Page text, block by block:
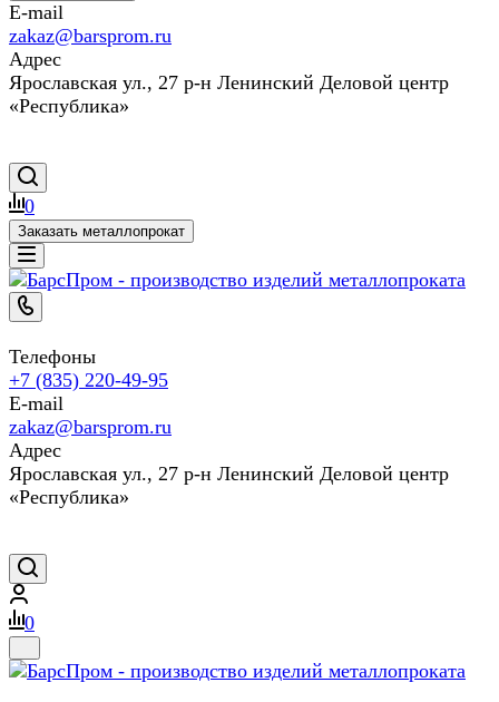
E-mail
zakaz@barsprom.ru
Адрес
Ярославская ул., 27 р-н Ленинский Деловой центр
«Республика»
0
Заказать металлопрокат
Телефоны
+7 (835) 220-49-95
E-mail
zakaz@barsprom.ru
Адрес
Ярославская ул., 27 р-н Ленинский Деловой центр
«Республика»
0